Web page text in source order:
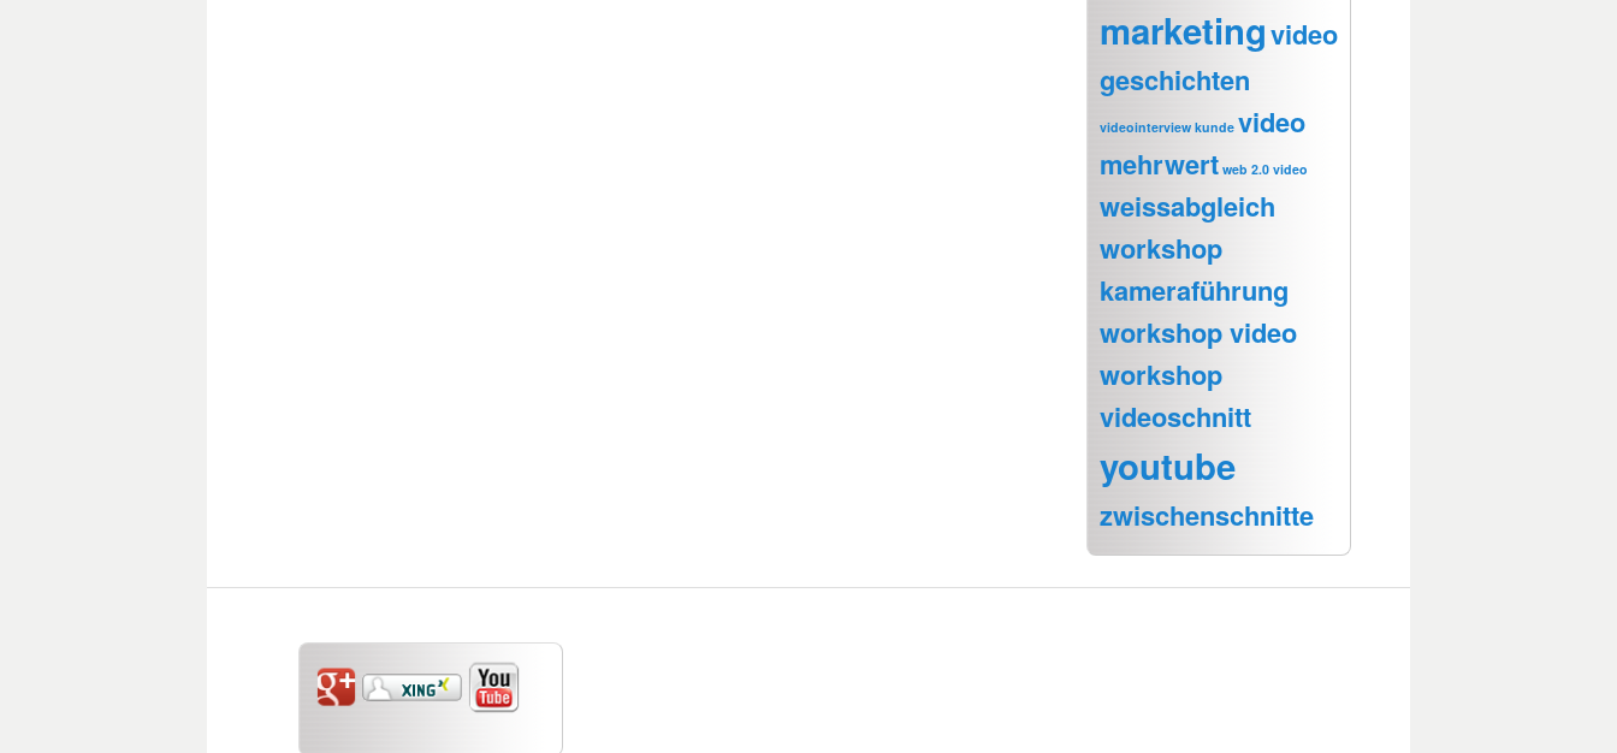
marketingvideo
geschichten
videointerview kunde video
mehrwert web 2.0 video
weissabgleich
workshop
kameraführung
workshop video
workshop
videoschnitt
youtube
zwischenschnitte